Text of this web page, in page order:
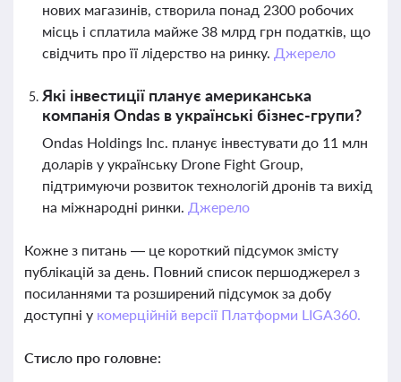
нових магазинів, створила понад 2300 робочих
місць і сплатила майже 38 млрд грн податків, що
свідчить про її лідерство на ринку. Джерело
Які інвестиції планує американська
компанія Ondas в українські бізнес-групи?
Ondas Holdings Inc. планує інвестувати до 11 млн
доларів у українську Drone Fight Group,
підтримуючи розвиток технологій дронів та вихід
на міжнародні ринки. Джерело
Кожне з питань — це короткий підсумок змісту
публікацій за день. Повний список першоджерел з
посиланнями та розширений підсумок за добу
доступні у комерційній версії Платформи LIGA360.
Стисло про головне: